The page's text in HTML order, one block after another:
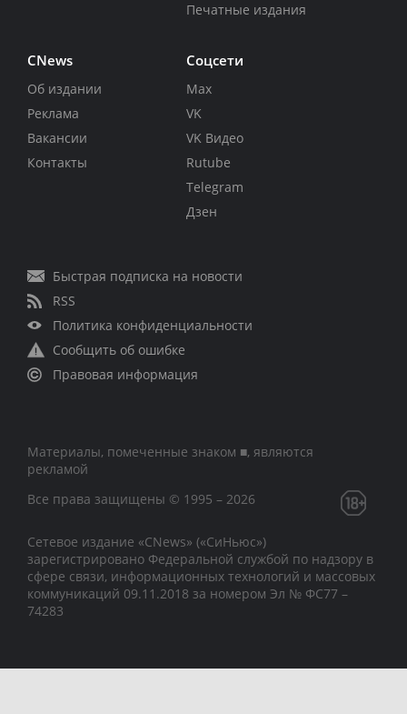
Печатные издания
CNews
Об издании
Реклама
Вакансии
Контакты
Соцсети
Max
VK
VK Видео
Rutube
Telegram
Дзен
Быстрая подписка на новости
RSS
Политика конфиденциальности
Сообщить об ошибке
Правовая информация
Материалы, помеченные знаком ■, являются
рекламой
Все права защищены © 1995 – 2026
Сетевое издание «CNews» («СиНьюс»)
зарегистрировано Федеральной службой по надзору в
сфере связи, информационных технологий и массовых
коммуникаций 09.11.2018 за номером Эл № ФС77 –
74283